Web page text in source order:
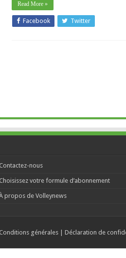
Read More »
Facebook Twitter
nous
votre formule d’abonnement
propos de Volleynews
générales| Déclaration de